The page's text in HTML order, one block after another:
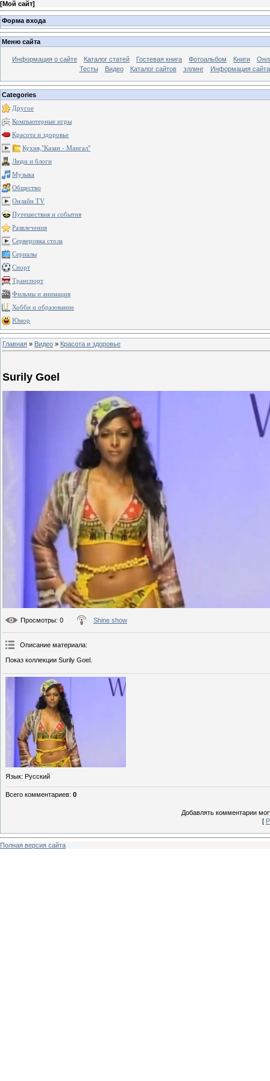
[Мой сайт]
Форма входа
Меню сайта
Информация о сайте Каталог статей Гостевая книга Фотоальбом Книги
Тесты
Видео Каталог сайтов эллинг Информация сайта
Categories
Другое
Компьютерные игры
Красота и здоровье
Кухня,"Казан - Мангал"
Люди и блоги
Музыка
Общество
Онлайн TV
Путешествия и события
Развлечения
Серверовка стола
Сериалы
Спорт
Транспорт
Фильмы и анимация
Хобби и образование
Юмор
Главная » Видео » Красота и здоровье
Surily Goel
Просмотры: 0 Shine show
Описание материала:
Показ коллекции Surily Goel.
Язык: Русский
Всего комментариев: 0
Добавлять комментарии
[
Полная версия сайта